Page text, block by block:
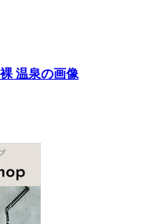
温泉の画像